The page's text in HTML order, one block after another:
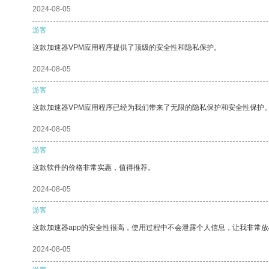
2024-08-05
游客
这款加速器VPM应用程序提供了顶级的安全性和隐私保护。
2024-08-05
游客
这款加速器VPM应用程序已经为我们带来了无限的隐私保护和安全性保护
2024-08-05
游客
这款软件的价格非常实惠，值得推荐。
2024-08-05
游客
这款加速器app的安全性很高，使用过程中不会泄露个人信息，让我非常
2024-08-05